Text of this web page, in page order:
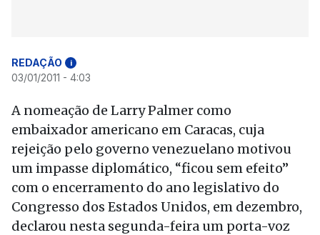
REDAÇÃO i
03/01/2011 - 4:03
A nomeação de Larry Palmer como
embaixador americano em Caracas, cuja
rejeição pelo governo venezuelano motivou
um impasse diplomático, “ficou sem efeito”
com o encerramento do ano legislativo do
Congresso dos Estados Unidos, em dezembro,
declarou nesta segunda-feira um porta-voz